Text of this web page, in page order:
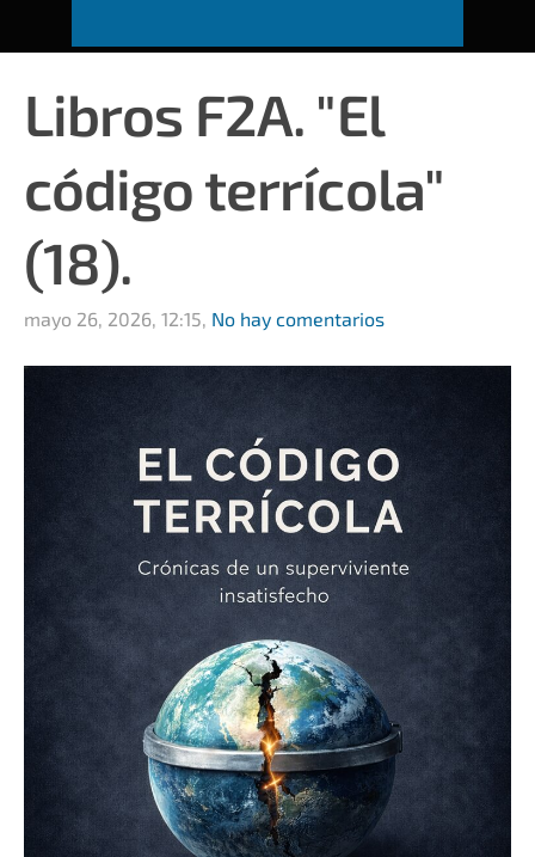
Libros F2A. "El
código terrícola"
(18).
mayo 26, 2026, 12:15, No hay comentarios